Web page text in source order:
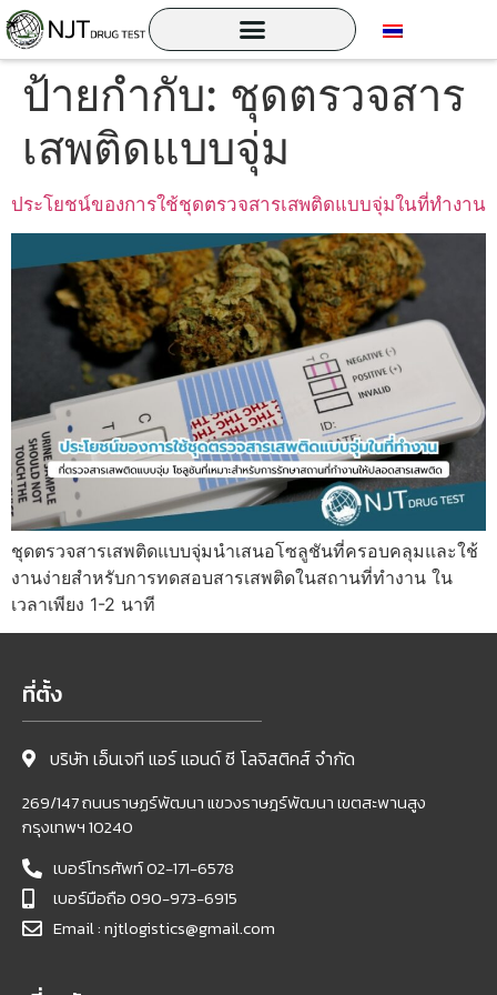
ป้ายกำกับ: ชุดตรวจสาร
เสพติดแบบจุ่ม
ประโยชน์ของการใช้ชุดตรวจสารเสพติดแบบจุ่มในที่ทำงาน
ชุดตรวจสารเสพติดแบบจุ่มนำเสนอโซลูชันที่ครอบคลุมและใช้
งานง่ายสำหรับการทดสอบสารเสพติดในสถานที่ทำงาน ใน
เวลาเพียง 1-2 นาที
ที่ตั้ง
บริษัท เอ็นเจที แอร์ แอนด์ ซี โลจิสติคส์ จำกัด
269/147 ถนนราษฏร์พัฒนา แขวงราษฎร์พัฒนา เขตสะพานสูง
กรุงเทพฯ 10240
เบอร์โทรศัพท์ 02-171-6578
เบอร์มือถือ 090-973-6915
Email : njtlogistics@gmail.com